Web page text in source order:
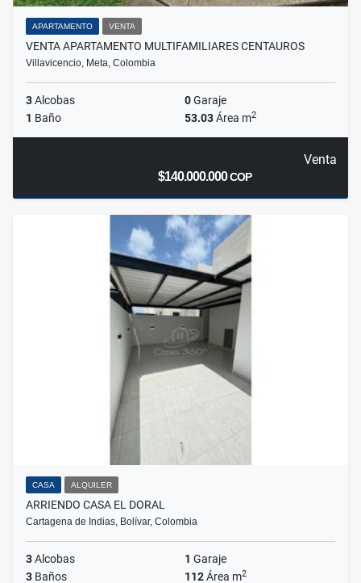
APARTAMENTO VENTA
VENTA APARTAMENTO MULTIFAMILIARES CENTAUROS
Villavicencio, Meta, Colombia
3Alcobas 0Garaje
1 Baño 53.03Área m2
Venta
$140.000.000COP
CASA ALQUILER
ARRIENDO CASA EL DORAL
Cartagena de Indias, Bolívar, Colombia
3Alcobas 1 Garaje
3 Baños 112Área m2